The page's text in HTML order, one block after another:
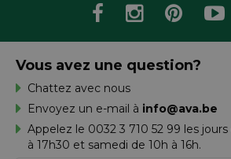
Vous avez une question?
Chattez avec nous
Envoyez un e-mail à info@ava.be
Appelez le 0032 3 710 52 99 les
à 17h30 et samedi de 10h à 16h.